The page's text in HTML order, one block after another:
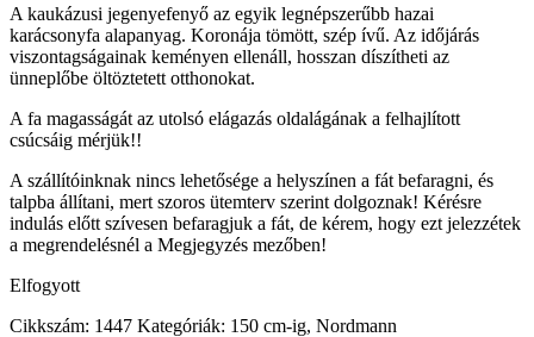
A kaukázusi jegenyefenyő az egyik legnépszerűbb hazai
karácsonyfa alapanyag. Koronája tömött, szép ívű. Az időjárás
viszontagságainak keményen ellenáll, hosszan díszítheti az
ünneplőbe öltöztetett otthonokat.
A fa magasságát az utolsó elágazás oldalágának a felhajlított
csúcsáig mérjük!!
A szállítóinknak nincs lehetősége a helyszínen a fát befaragni, és
talpba állítani, mert szoros ütemterv szerint dolgoznak! Kérésre
indulás előtt szívesen befaragjuk a fát, de kérem, hogy ezt jelezzétek
a megrendelésnél a Megjegyzés mezőben!
Elfogyott
Cikkszám: 1447 Kategóriák: 150 cm-ig, Nordmann